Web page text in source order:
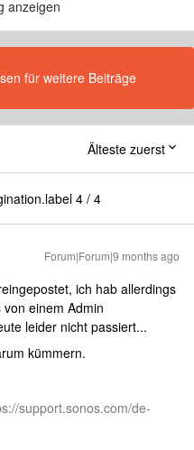
anzeigen
für weitere Beiträge
Älteste zuerst
4 / 4
Forum|Forum|9 months ago
ich hab allerdings
einem Admin
leider nicht passiert...
kümmern.
support.sonos.com/de-